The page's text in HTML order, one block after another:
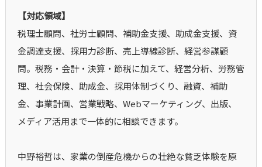
【対応領域】
税理士顧問、社労士顧問、補助金支援、助成金支援、資
金調達支援、採用力診断、売上導線診断、経営参謀顧
問。税務・会計・決算・節税に加えて、経営分析、労務管
理、社会保険、助成金、採用体制づくり、融資、補助
金、事業計画、営業戦略、Webマーケティング、出版、
メディア活用まで一体的に相談できます。
中野裕哲は、家業の倒産危機からの壮絶な貧乏体験を原